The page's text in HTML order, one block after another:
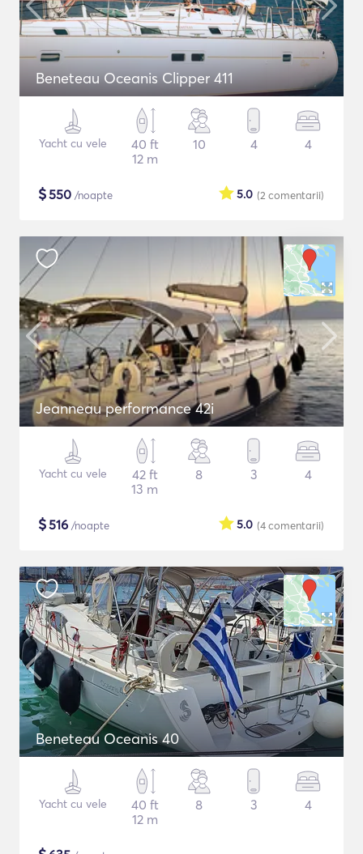
Beneteau Oceanis Clipper 411
Yacht cu vele
40 ft
12 m
10 4 4
$550 /noapte (2 comentarii)
5.0
Jeanneau performance 42i
Yacht cu vele
42 ft
13 m
8 3 4
$516 /noapte (4comentarii)
5.0
Beneteau Oceanis 40
Yacht cu vele
40 ft
12 m
8 3 4